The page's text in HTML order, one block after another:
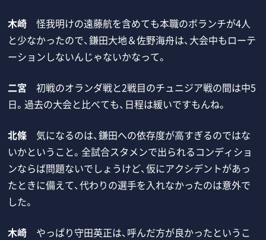
木崎 怪我明けの遠藤航を含めても本職のボランチが4人
と少なかったので、鎌田大地＆佐野海舟は、大会中もローテ
ーションしないんじゃないかなって。
二宮 初戦のオランダ戦と2戦目のチュニジア戦の間は中5
日。過去の大会と比べても、日程は緩いですもんね。
北條 気になるのは、鎌田への依存度が高すぎるのではな
いかということ。全試合スタメンで出られるコンディショ
ンならば問題ないでしょうけど、仮にアクシデントがあっ
たときに備えて、代わりの選手を入れなかったのは意外で
した。
木崎 やっぱり守田英正は、呼んだ方が良かったというこ